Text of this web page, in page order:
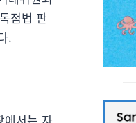
점법 판
.